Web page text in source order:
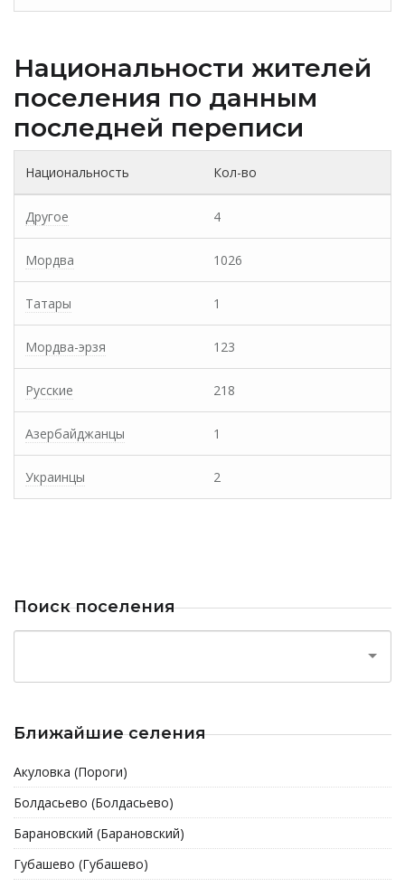
Национальности жителей
поселения по данным
последней переписи
Национальность Кол-во
Другое 4
Мордва 1026
Татары 1
Мордва-эрзя 123
Русские 218
Азербайджанцы 1
Украинцы 2
Поиск поселения
Ближайшие селения
Акуловка (Пороги)
Болдасьево (Болдасьево)
Барановский (Барановский)
Губашево (Губашево)